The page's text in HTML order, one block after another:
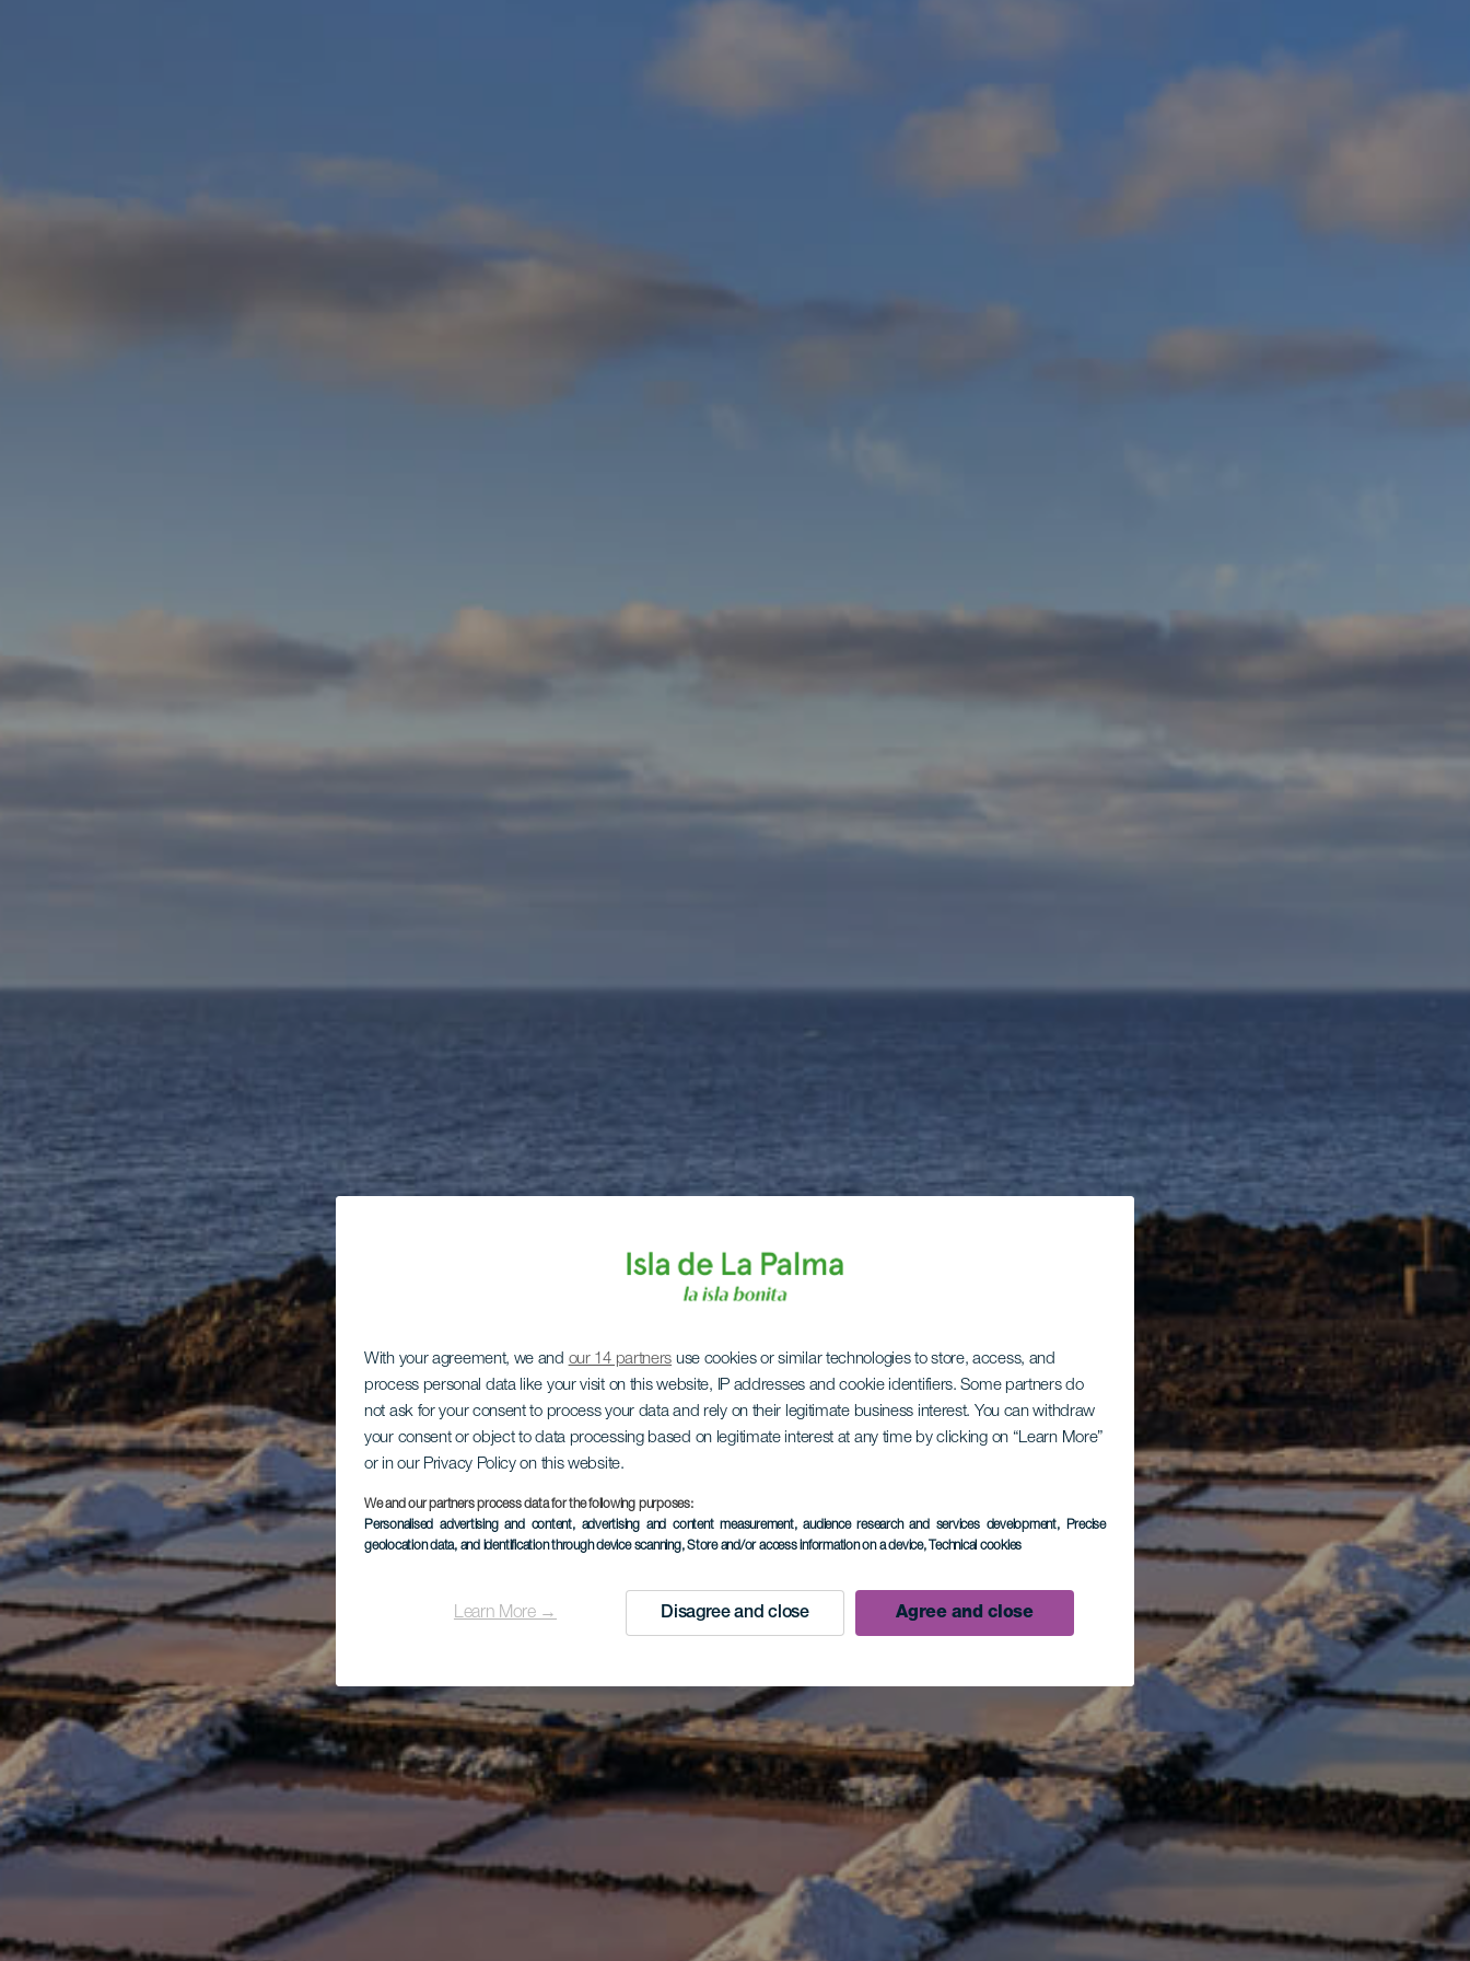
With your agreement, we and our 14 partners use cookies or similar technologies to store, access, and
process personal data like your visit on this website, IP addresses and cookie identifiers. Some partners do
not ask for your consent to process your data and rely on their legitimate business interest. You can withdraw
your consent or object to data processing based on legitimate interest at any time by clicking on “Learn More”
or in our Privacy Policy on this website.
We and our partners process data for the following purposes:
Personalised advertising and content, advertising and content measurement, audience research and services development, Precise
geolocation data, and identification through device scanning, Store and/or access information on a device, Technical cookies
Learn More → Disagree and close Agree and close